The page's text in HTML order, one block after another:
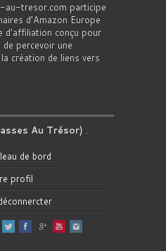
au-tresor.com participe
d’Amazon Europe
d’affiliation conçu pour
percevoir une
création de liens vers
Au Trésor) .
de bord
profil